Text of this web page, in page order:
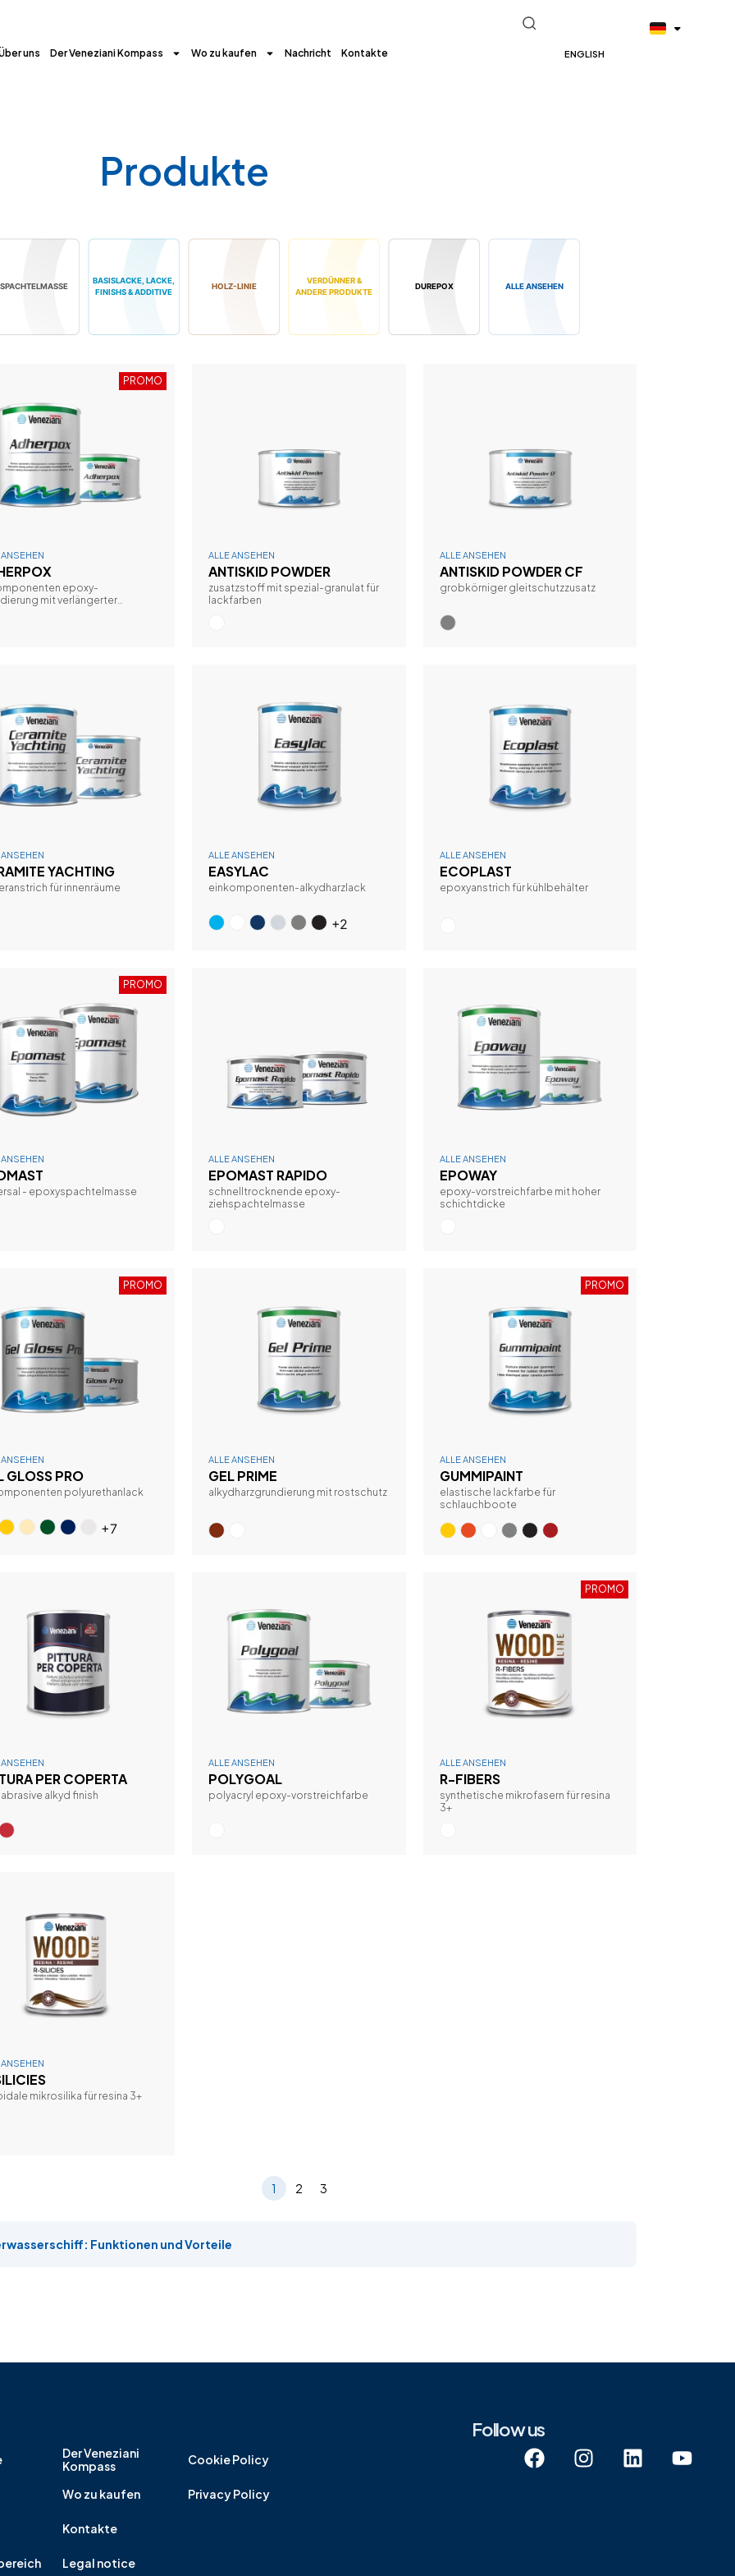
uns Der Veneziani Kompass Wo zu kaufen Nachricht Kontakte ENGLISH
Produkte
SPACHTELMASSE
BASISLACKE, LACKE,
FINISHS & ADDITIVE
HOLZ-LINIE
VERDÜNNER &
ANDERE PRODUKTE
DUREPOX ALLE ANSEHEN
PROMO
epoxy-
mit verlängerter
ALLE ANSEHEN
ANTISKID POWDER
zusatzstoff mit spezial-granulat für
lackfarben
ALLE ANSEHEN
ANTISKID POWDER CF
grobkörniger gleitschutzzusatz
YACHTING
für innenräume
ALLE ANSEHEN
EASYLAC
einkomponenten-alkydharzlack
+2
ALLE ANSEHEN
ECOPLAST
epoxyanstrich für kühlbehälter
PROMO
- epoxyspachtelmasse
ALLE ANSEHEN
EPOMAST RAPIDO
schnelltrocknende epoxy-
ziehspachtelmasse
ALLE ANSEHEN
EPOWAY
epoxy-vorstreichfarbe mit hoher
schichtdicke
PROMO
ANSEHEN
GLOSS PRO
polyurethanlack
+7
ALLE ANSEHEN
GEL PRIME
alkydharzgrundierung mit rostschutz
PROMO
ALLE ANSEHEN
GUMMIPAINT
elastische lackfarbe für
schlauchboote
PER COPERTA
alkyd finish
ALLE ANSEHEN
POLYGOAL
polyacryl epoxy-vorstreichfarbe
PROMO
ALLE ANSEHEN
R-FIBERS
synthetische mikrofasern für resina
3+
mikrosilika für resina 3+
1 2 3
Funktionen und Vorteile
Der Veneziani
Kompass
Wo zu kaufen
Kontakte
Legal notice
Cookie Policy
Privacy Policy
Follow us